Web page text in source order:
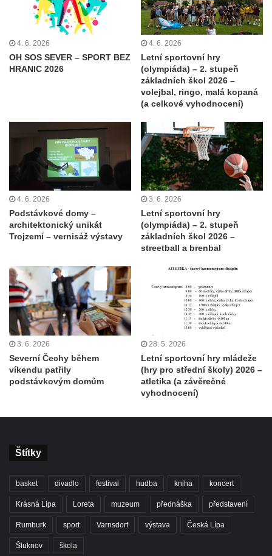
4. 6. 2026
OH SOS SEVER – SPORT BEZ
HRANIC 2026
4. 6. 2026
Letní sportovní hry
(olympiáda) – 2. stupeň
základních škol 2026 –
volejbal, ringo, malá kopaná
(a celkové vyhodnocení)
4. 6. 2026
Podstávkové domy –
architektonický unikát
Trojzemí – vernisáž výstavy
3. 6. 2026
Letní sportovní hry
(olympiáda) – 2. stupeň
základních škol 2026 –
streetball a brenbal
3. 6. 2026
Severní Čechy během
víkendu patřily
podstávkovým domům
28. 5. 2026
Letní sportovní hry mládeže
(hry pro střední školy) 2026 –
atletika (a závěrečné
vyhodnocení)
Štítky
basket divadlo festival hudba kniha koncert
Krásná Lípa Loreta muzeum přednáška představení
Rumburk sport Varnsdorf výstava Česká Lípa
Šluknov škola